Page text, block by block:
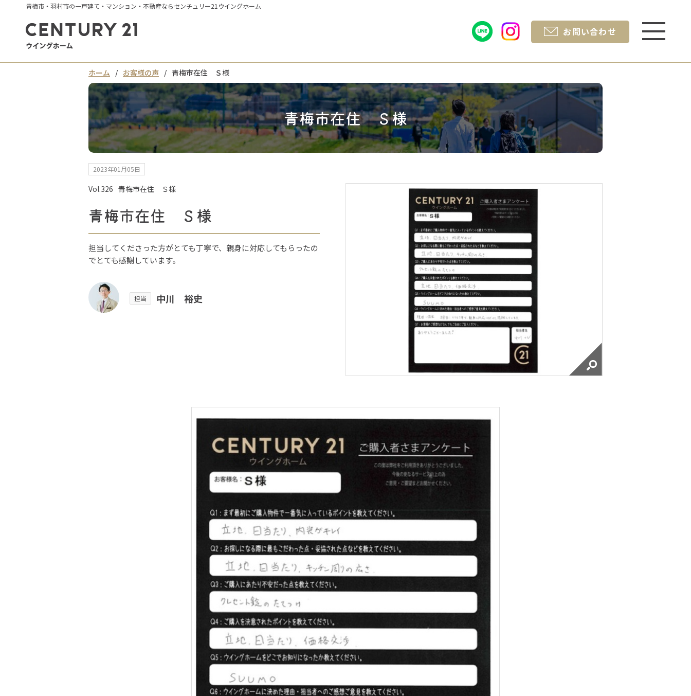
青梅市・羽村市の一戸建て・マンション・不動産ならセンチュリー21ウイングホーム
お問い合わせ
ホーム お客様の声 青梅市在住 Ｓ様
青梅市在住 Ｓ様
2023年01月05日
Vol.326 青梅市在住 Ｓ様
青梅市在住 Ｓ様
担当してくださった方がとても丁寧で、親身に対応してもらったの
でとても感謝しています。
担当 中川 裕史